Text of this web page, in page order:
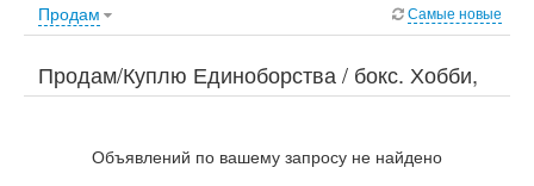
Продам Самые новые
Продам/Куплю Единоборства / бокс. Хобби,
Объявлений по вашему запросу не найдено